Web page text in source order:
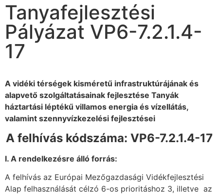
Tanyafejlesztési
Pályázat VP6-7.2.1.4-
17
A vidéki térségek kisméretű infrastruktúrájának és
alapvető szolgáltatásainak fejlesztése Tanyák
háztartási léptékű villamos energia és vízellátás,
valamint szennyvízkezelési fejlesztései
A felhívás kódszáma: VP6-7.2.1.4-17
I. A rendelkezésre álló forrás:
A felhívás az Európai Mezőgazdasági Vidékfejlesztési
Alap felhasználását célzó 6-os prioritáshoz 3, illetve az